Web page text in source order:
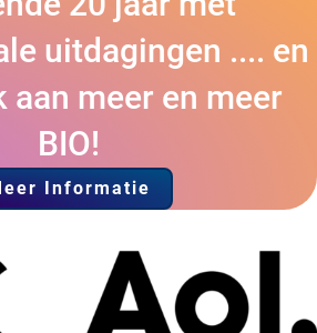
uitdagingen .... en
aan meer en meer
BIO!
Informatie